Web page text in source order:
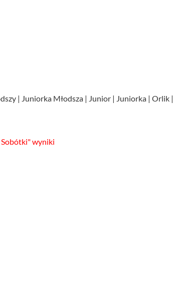
| Juniorka Młodsza | Junior | Juniorka | Orlik |
wyniki